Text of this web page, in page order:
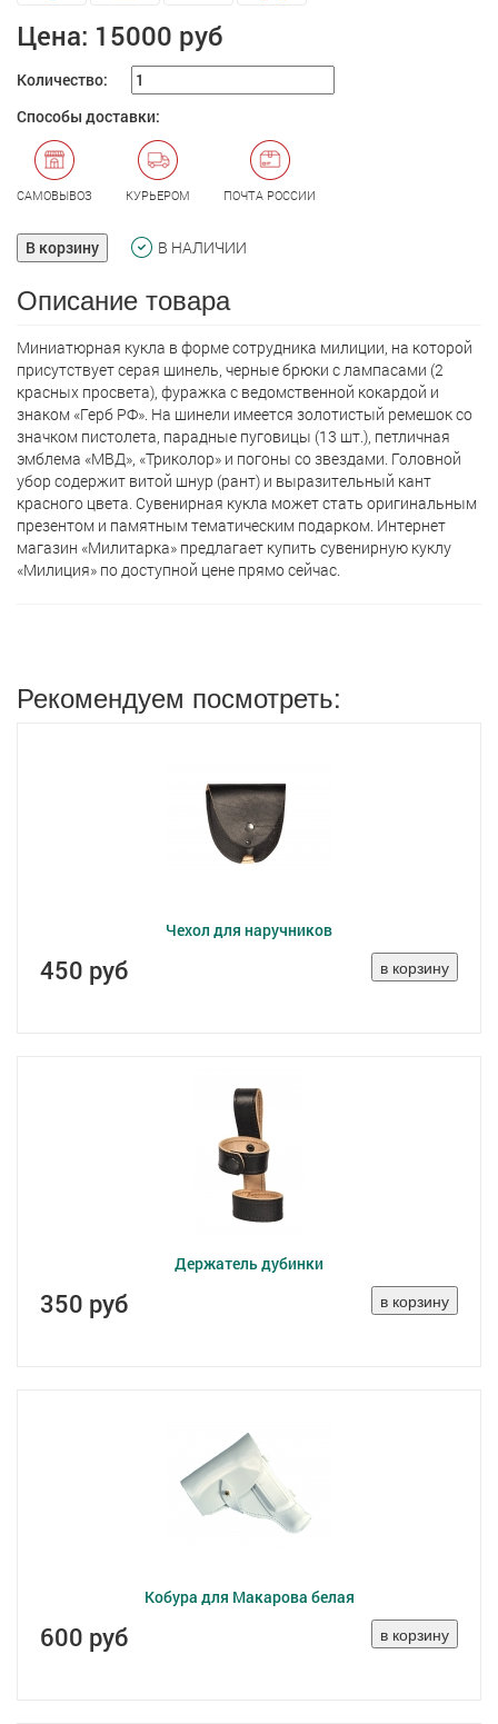
Цена: 15000 руб
Количество:
Способы доставки:
САМОВЫВОЗ КУРЬЕРОМ ПОЧТА РОССИИ
В корзину В НАЛИЧИИ
Описание товара
Миниатюрная кукла в форме сотрудника милиции, на которой
присутствует серая шинель, черные брюки с лампасами (2
красных просвета), фуражка с ведомственной кокардой и
знаком «Герб РФ». На шинели имеется золотистый ремешок со
значком пистолета, парадные пуговицы (13 шт.), петличная
эмблема «МВД», «Триколор» и погоны со звездами. Головной
убор содержит витой шнур (рант) и выразительный кант
красного цвета. Сувенирная кукла может стать оригинальным
презентом и памятным тематическим подарком. Интернет
магазин «Милитарка» предлагает кyпить сувенирную куклу
«Милиция» по доступной цене прямо сейчас.
Рекомендуем посмотреть:
Чехол для наручников
450 руб
Держатель дубинки
350 руб
Кобура для Макарова белая
600 руб